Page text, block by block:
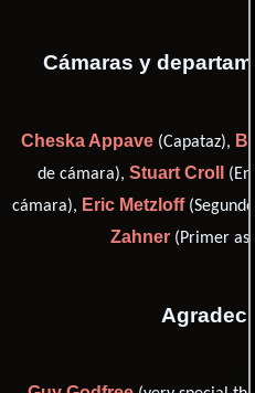
Cámaras y
Cheska Appave (Capataz),
de cámara), Stuart Croll
cámara), Eric Metzloff
Zahner(Primer